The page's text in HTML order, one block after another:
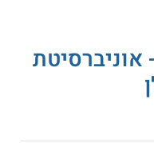
אוניברסיטת